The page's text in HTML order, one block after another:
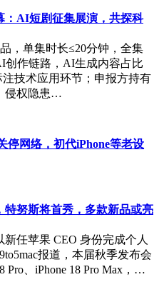
：AI短剧征集展演，共探科
，单集时长≤20分钟，全集
创作链路，AI生成内容占比
技术应用环节；申报方持有
侵权隐患…
停网络，初代iPhone等老设
特努斯将首秀，多款新品或亮
任苹果 CEO 身份完成个人
报道，本届秋季发布会
Pro、iPhone 18 Pro Max，…